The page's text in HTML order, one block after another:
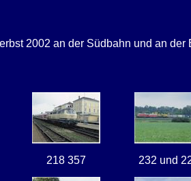
2002 an der Südbahn und an
218 357 232 und